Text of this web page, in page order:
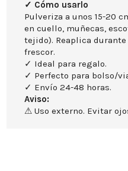
✓ Cómo usarlo
Pulveriza a unos 15-20
en cuello, muñecas,
tejido). Reaplica
frescor.
✓ Ideal para regalo.
✓ Perfecto para bolso/
✓ Envío 24-48 horas.
Aviso:
⚠ Uso externo. Evitar